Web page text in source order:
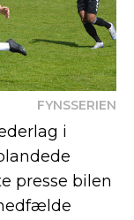
FYNSSERIEN
i
presse bilen